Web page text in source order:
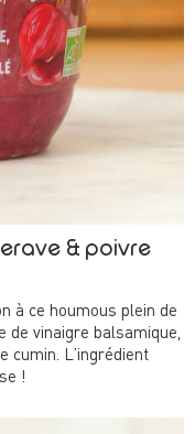
& poivre
à ce houmous plein de
de vinaigre balsamique,
cumin. L’ingrédient
!